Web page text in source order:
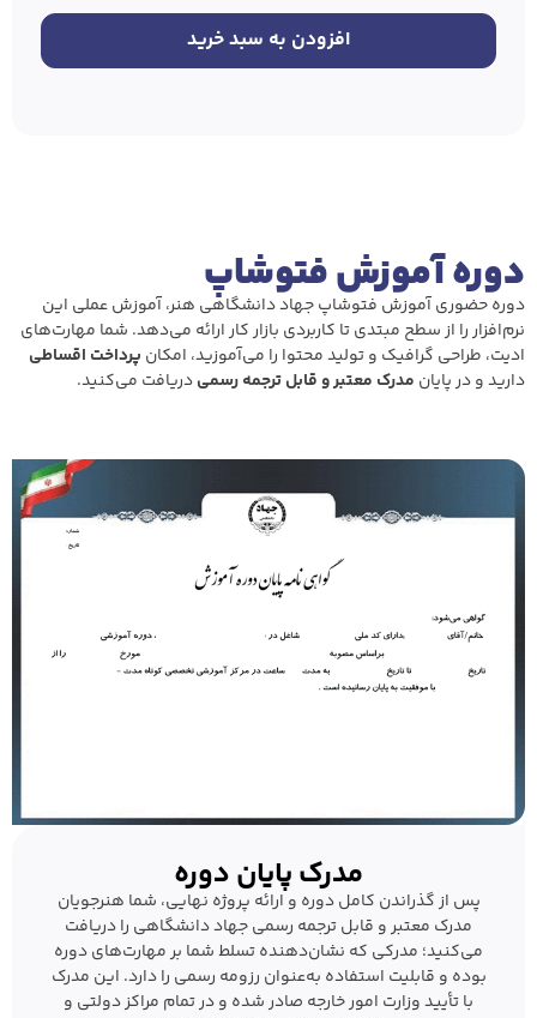
افزودن به سبد خرید
دوره آموزش فتوشاپ
دوره حضوری آموزش فتوشاپ جهاد دانشگاهی هنر، آموزش عملی این
نرم‌افزار را از سطح مبتدی تا کاربردی بازار کار ارائه می‌دهد. شما مهارت‌های
ادیت، طراحی گرافیک و تولید محتوا را می‌آموزید، امکان پرداخت اقساطی
دارید و در پایان مدرک معتبر و قابل ترجمه رسمیدریافت می‌کنید.
مدرک پایان دوره
پس از گذراندن کامل دوره و ارائه پروژه نهایی، شما هنرجویان
مدرک معتبر و قابل ترجمه رسمی جهاد دانشگاهی را دریافت
می‌کنید؛ مدرکی که نشان‌دهنده تسلط شما بر مهارت‌های دوره
بوده و قابلیت استفاده به‌عنوان رزومه رسمی را دارد. این مدرک
با تأیید وزارت امور خارجه صادر شده و در تمام مراکز دولتی و